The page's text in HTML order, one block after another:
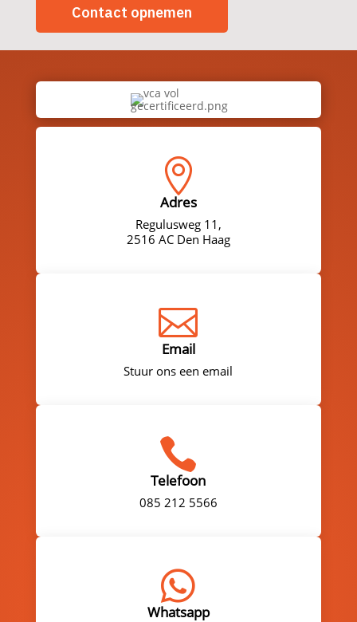
Contact opnemen

Adres
Regulusweg 11,
2516 AC Den Haag

Email
Stuur ons een email

Telefoon
085 212 5566

Whatsapp